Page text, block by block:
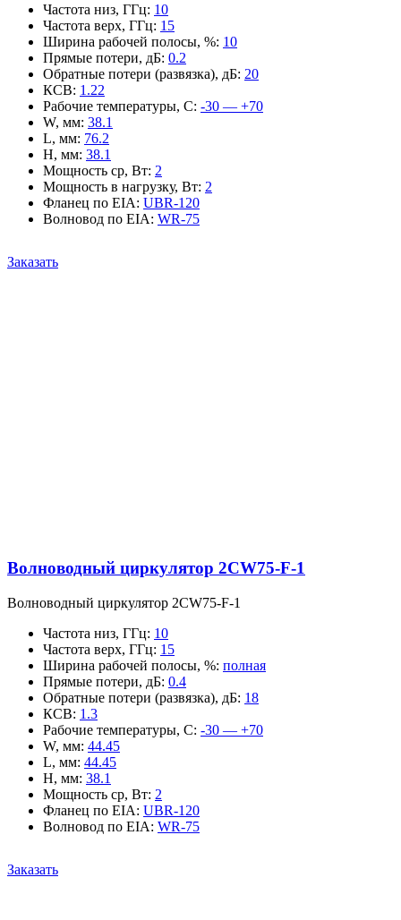
Частота низ, ГГц: 10
Частота верх, ГГц: 15
Ширина рабочей полосы, %: 10
Прямые потери, дБ: 0.2
Обратные потери (развязка), дБ: 20
КСВ: 1.22
Рабочие температуры, С: -30 — +70
W, мм: 38.1
L, мм: 76.2
H, мм: 38.1
Мощность ср, Вт: 2
Мощность в нагрузку, Вт: 2
Фланец по EIA: UBR-120
Волновод по EIA: WR-75
Заказать
Волноводный циркулятор 2CW75-F-1
Волноводный циркулятор 2CW75-F-1
Частота низ, ГГц: 10
Частота верх, ГГц: 15
Ширина рабочей полосы, %: полная
Прямые потери, дБ: 0.4
Обратные потери (развязка), дБ: 18
КСВ: 1.3
Рабочие температуры, С: -30 — +70
W, мм: 44.45
L, мм: 44.45
H, мм: 38.1
Мощность ср, Вт: 2
Фланец по EIA: UBR-120
Волновод по EIA: WR-75
Заказать